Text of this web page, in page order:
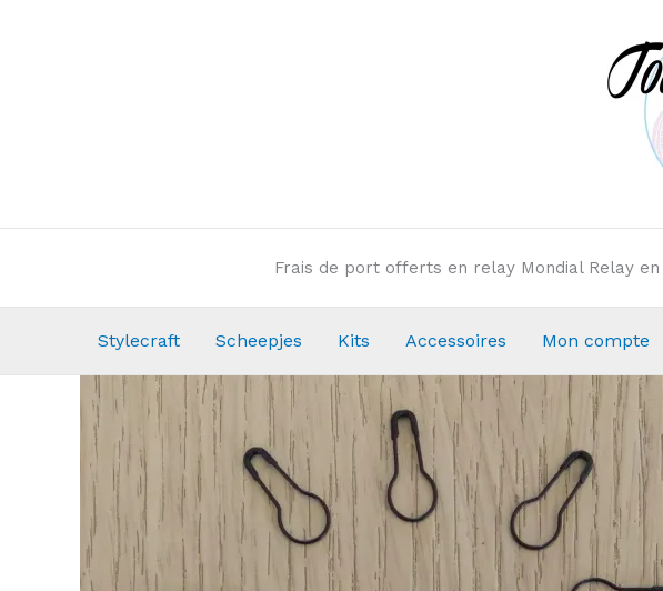
Frais de port offerts en relay Mondial Relay
Stylecraft Scheepjes Kits Accessoires Mon compte